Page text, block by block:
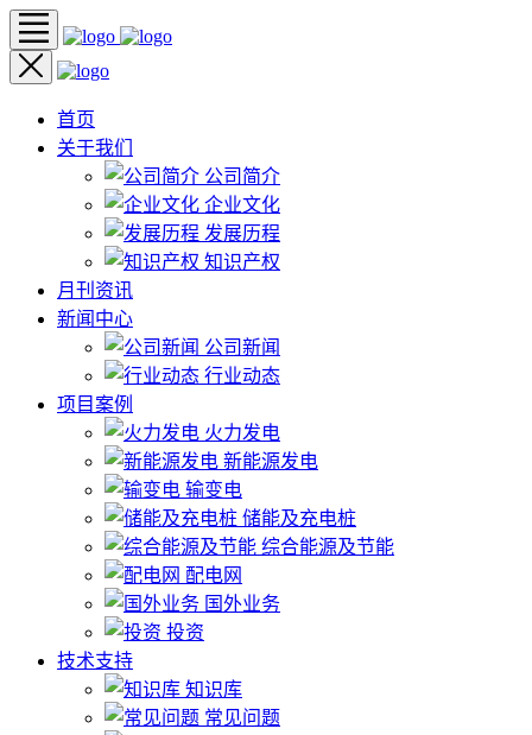
首页
关于我们
公司简介
企业文化
发展历程
知识产权
月刊资讯
新闻中心
公司新闻
行业动态
项目案例
火力发电
新能源发电
输变电
储能及充电桩
综合能源及节能
配电网
国外业务
投资
技术支持
知识库
常见问题